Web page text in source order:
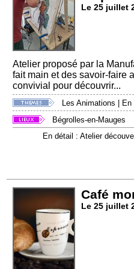
Le 25 juillet
Atelier proposé par la
fait main et des savoir-faire
convivial pour découvrir...
Les Animations
En
Bégrolles-en-Mauges
En détail : Atelier
Café
Le 25 juillet